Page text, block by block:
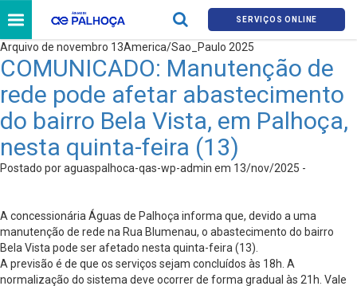
SERVIÇOS ONLINE
Arquivo de novembro 13America/Sao_Paulo 2025
COMUNICADO: Manutenção de
rede pode afetar abastecimento
do bairro Bela Vista, em Palhoça,
nesta quinta-feira (13)
Postado por aguaspalhoca-qas-wp-admin em 13/nov/2025 -
A concessionária Águas de Palhoça informa que, devido a uma
manutenção de rede na Rua Blumenau, o abastecimento do bairro
Bela Vista pode ser afetado nesta quinta-feira (13).
A previsão é de que os serviços sejam concluídos às 18h. A
normalização do sistema deve ocorrer de forma gradual às 21h. Vale